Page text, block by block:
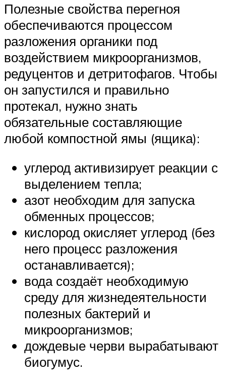
Полезные свойства перегноя
обеспечиваются процессом
разложения органики под
воздействием микроорганизмов,
редуцентов и детритофагов. Чтобы
он запустился и правильно
протекал, нужно знать
обязательные составляющие
любой компостной ямы (ящика):
углерод активизирует реакции с
выделением тепла;
азот необходим для запуска
обменных процессов;
кислород окисляет углерод (без
него процесс разложения
останавливается);
вода создаёт необходимую
среду для жизнедеятельности
полезных бактерий и
микроорганизмов;
дождевые черви вырабатывают
биогумус.